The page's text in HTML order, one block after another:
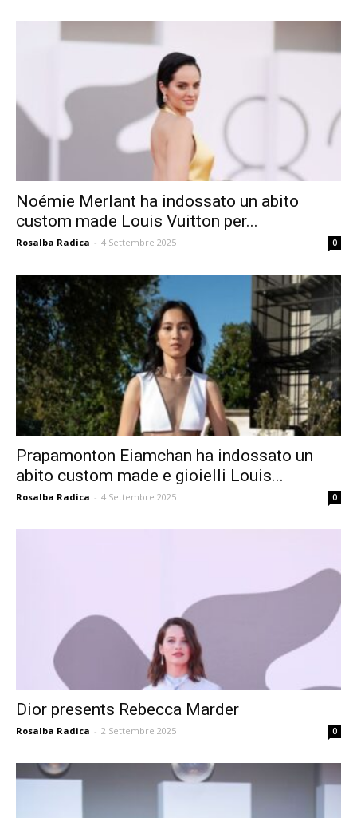
Noémie Merlant ha indossato un abito
custom made Louis Vuitton per...
Rosalba Radica - 4 Settembre 2025 0
Prapamonton Eiamchan ha indossato un
abito custom made e gioielli Louis...
Rosalba Radica - 4 Settembre 2025 0
Dior presents Rebecca Marder
Rosalba Radica - 2 Settembre 2025 0